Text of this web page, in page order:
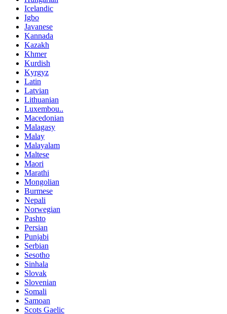
Icelandic
Igbo
Javanese
Kannada
Kazakh
Khmer
Kurdish
Kyrgyz
Latin
Latvian
Lithuanian
Luxembou..
Macedonian
Malagasy
Malay
Malayalam
Maltese
Maori
Marathi
Mongolian
Burmese
Nepali
Norwegian
Pashto
Persian
Punjabi
Serbian
Sesotho
Sinhala
Slovak
Slovenian
Somali
Samoan
Scots Gaelic